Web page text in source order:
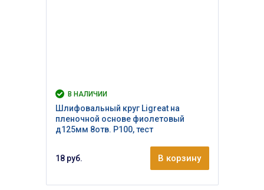
В НАЛИЧИИ
Шлифовальный круг Ligreat на
пленочной основе фиолетовый
д125мм 8отв. Р100, тест
18 руб. В корзину